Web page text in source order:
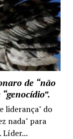
de “não
liderança" do
nada" para
Líder...